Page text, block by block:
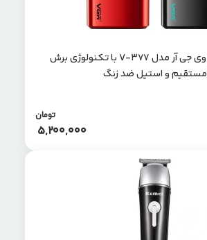
ماشین اصلاح وی جی آر مدل V-377 با تکنولوژی برش
مستقیم و استیل ضد زنگ
5,200,000
تومان